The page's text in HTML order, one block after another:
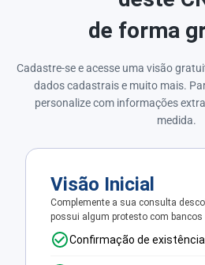
de forma
Cadastre-se e acesse uma visão
dados cadastrais e muito mais.
personalize com informações
medida.
Visão Inicial
Complemente a sua consulta
possui algum protesto com bancos
Confirmação de existência